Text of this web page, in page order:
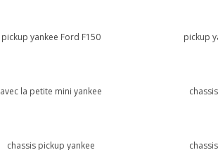
pickup yankee Ford F150 pickup
avec la petite mini yankee
chassis pickup yankee